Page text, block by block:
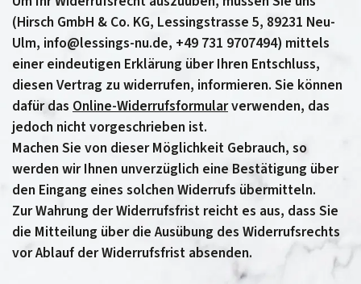
(Hirsch GmbH & Co. KG, Lessingstrasse 5, 89231 Neu-
Ulm, info@lessings-nu.de, +49 731 9707494) mittels
einer eindeutigen Erklärung über Ihren Entschluss,
diesen Vertrag zu widerrufen, informieren. Sie können
dafür das Online-Widerrufsformularverwenden, das
jedoch nicht vorgeschrieben ist.
Machen Sie von dieser Möglichkeit Gebrauch, so
werden wir Ihnen unverzüglich eine Bestätigung über
den Eingang eines solchen Widerrufs übermitteln.
Zur Wahrung der Widerrufsfrist reicht es aus, dass Sie
die Mitteilung über die Ausübung des Widerrufsrechts
vor Ablauf der Widerrufsfrist absenden.